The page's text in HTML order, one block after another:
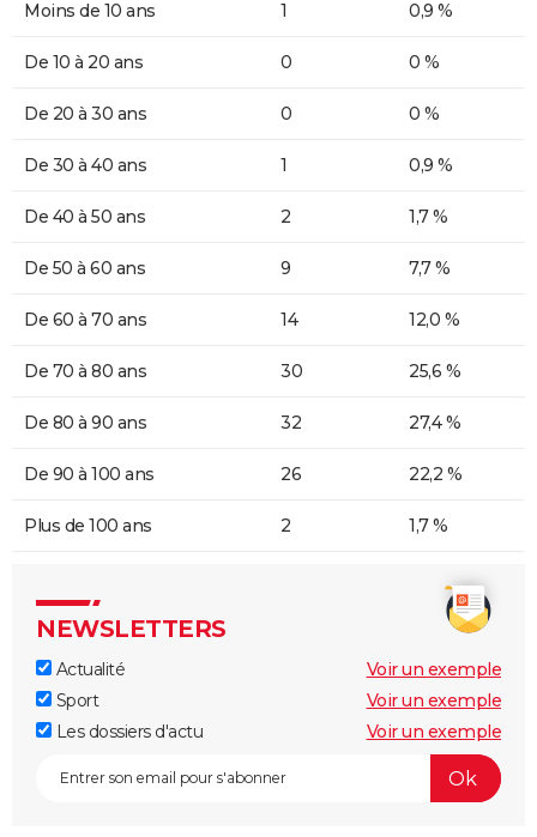
Moins de 10 ans 1 0,9 %
De 10 à 20 ans 0 0 %
De 20 à 30 ans 0 0 %
De 30 à 40 ans 1 0,9 %
De 40 à 50 ans 2 1,7 %
De 50 à 60 ans 9 7,7 %
De 60 à 70 ans 14 12,0 %
De 70 à 80 ans 30 25,6 %
De 80 à 90 ans 32 27,4 %
De 90 à 100 ans 26 22,2 %
Plus de 100 ans 2 1,7 %
NEWSLETTERS
Actualité
Voir un exemple
Sport
Voir un exemple
Les dossiers d'actu
Voir un exemple